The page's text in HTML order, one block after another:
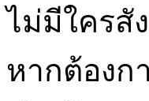
ไม่มีใครสั
หากต้องก